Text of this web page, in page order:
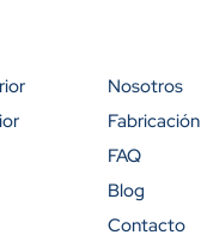
(%)
Nosotros
Fabricación
FAQ
Blog
Contacto